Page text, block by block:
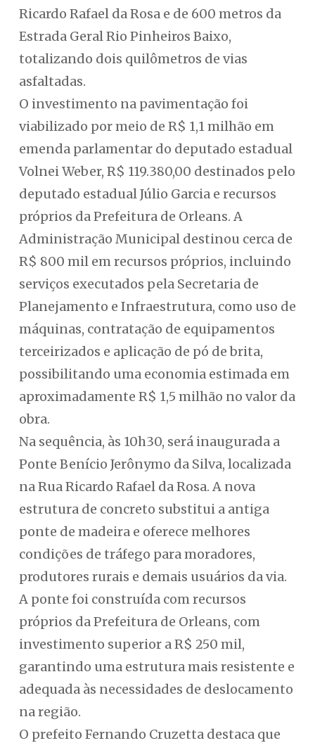
Ricardo Rafael da Rosa e de 600 metros da
Estrada Geral Rio Pinheiros Baixo,
totalizando dois quilômetros de vias
asfaltadas.
O investimento na pavimentação foi
viabilizado por meio de R$ 1,1 milhão em
emenda parlamentar do deputado estadual
Volnei Weber, R$ 119.380,00 destinados pelo
deputado estadual Júlio Garcia e recursos
próprios da Prefeitura de Orleans. A
Administração Municipal destinou cerca de
R$ 800 mil em recursos próprios, incluindo
serviços executados pela Secretaria de
Planejamento e Infraestrutura, como uso de
máquinas, contratação de equipamentos
terceirizados e aplicação de pó de brita,
possibilitando uma economia estimada em
aproximadamente R$ 1,5 milhão no valor da
obra.
Na sequência, às 10h30, será inaugurada a
Ponte Benício Jerônymo da Silva, localizada
na Rua Ricardo Rafael da Rosa. A nova
estrutura de concreto substitui a antiga
ponte de madeira e oferece melhores
condições de tráfego para moradores,
produtores rurais e demais usuários da via.
A ponte foi construída com recursos
próprios da Prefeitura de Orleans, com
investimento superior a R$ 250 mil,
garantindo uma estrutura mais resistente e
adequada às necessidades de deslocamento
na região.
O prefeito Fernando Cruzetta destaca que